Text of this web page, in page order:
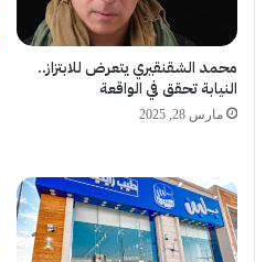
محمد الشقنقيري يتعرض للابتزاز..
النيابة تحقق في الواقعة
مارس 28, 2025